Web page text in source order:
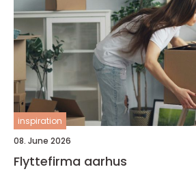
inspiration
08. June 2026
Flyttefirma aarhus